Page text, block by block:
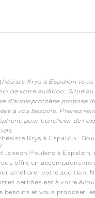
Krys à Espalion vous
de votre audition. Situé
d'audioprothèse propose
à vos besoins. Prenez
pour bénéficier de
Krys à Espalion :
Joseph Poulenc à Espalion,
offre un
améliorer votre audition.
certifiés est à votre
besoins et vous proposer